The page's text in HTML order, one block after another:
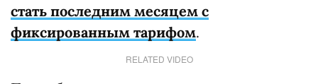
стать последним месяцем с
фиксированным тарифом.
RELATED VIDEO